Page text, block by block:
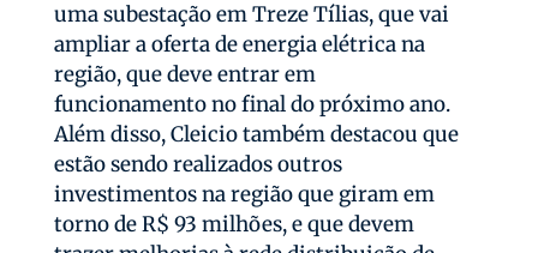
uma subestação em Treze Tílias, que vai
ampliar a oferta de energia elétrica na
região, que deve entrar em
funcionamento no final do próximo ano.
Além disso, Cleicio também destacou que
estão sendo realizados outros
investimentos na região que giram em
torno de R$ 93 milhões, e que devem